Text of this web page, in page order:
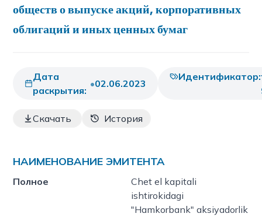
обществ о выпуске акций, корпоративных
облигаций и иных ценных бумаг
Дата
раскрытия:
•02.06.2023
Идентификатор:
Скачать История
НАИМЕНОВАНИЕ ЭМИТЕНТА
Полное
Chet el kapitali
ishtirokidagi
"Hamkorbank" aksiyadorlik